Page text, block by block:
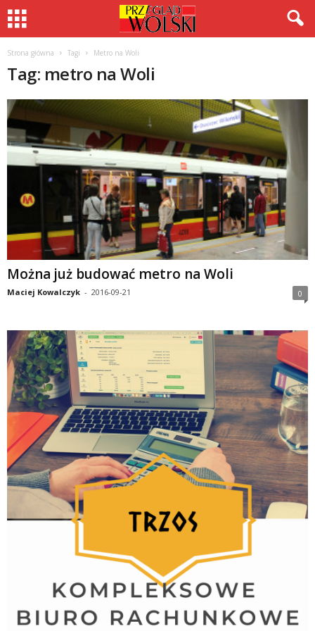
Strona główna Tagi Metro na Woli
Tag: metro na Woli
Można już budować metro na Woli
Maciej Kowalczyk - 2016-09-21 0